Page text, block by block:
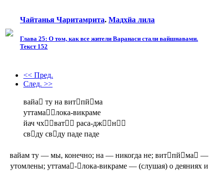
Чайтанья Чаритамрита. Мадхйа лила
Глава 25: О том, как все жители Варанаси стали вайшнавами.
Текст 152
<< Пред.
След. >>
вайа ту на витпйма
уттамалока-викраме
йач чхват раса-джн
свду свду паде паде
вайам ту — мы, конечно; на — никогда не; витпйма —
утомлены; уттама-лока-викраме — (слушая) о деяниях и